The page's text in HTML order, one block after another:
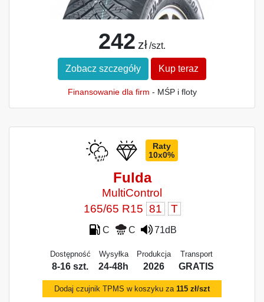
242 zł /szt.
Zobacz szczegóły Kup teraz
Finansowanie dla firm - MŚP i floty
Raty
10x0%
Fulda
MultiControl
165/65 R15 81 T
C C 71dB
Dostępność
8-16 szt.
Wysyłka
24-48h
Produkcja
2026
Transport
GRATIS
Dodaj czujnik TPMS w koszyku za 115 zł/szt